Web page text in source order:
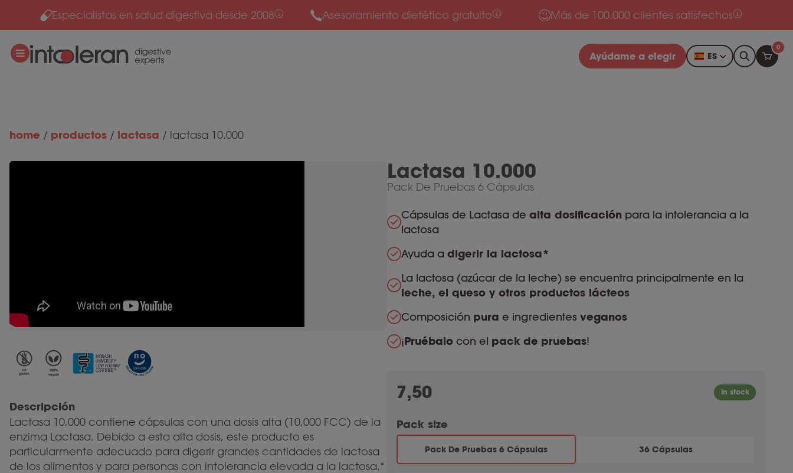
Ir al contenidoEspecialistas en salud digestiva desde 2008 Asesoramiento dietético gratuito Más de 100.000 clientes satisfechos
Ayúdame a elegir ES
0
home / productos / lactasa / lactasa 10.000
Descripción
Lactasa 10,000 contiene cápsulas con una dosis alta (10,000 FCC) de la
enzima Lactasa. Debido a esta alta dosis, este producto es
particularmente adecuado para digerir grandes cantidades de lactosa
de los alimentos y para personas con intolerancia elevada a la lactosa.*
Cápsulas de Lactasa de alta dosificación para la intolerancia a la
lactosa
Ayuda a digerir la lactosa*
La lactosa (azúcar de la leche) se encuentra principalmente en la
leche, el queso y otros productos lácteos
Composición pura e ingredientes veganos
¡Pruébalo con el pack de pruebas!
Pack size
Pack De Pruebas 6 Cápsulas 36 Cápsulas
7,50
Lactasa 10.000
Pack De Pruebas 6 Cápsulas